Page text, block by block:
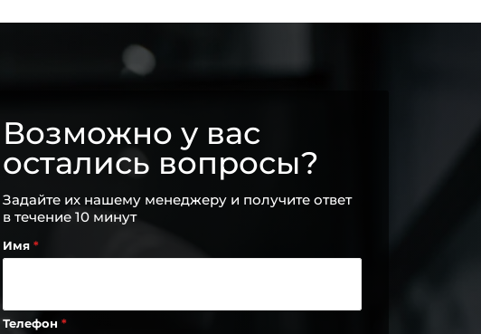
Возможно у вас
остались вопросы?
Задайте их нашему менеджеру и получите ответ
в течение 10 минут
Имя
Телефон